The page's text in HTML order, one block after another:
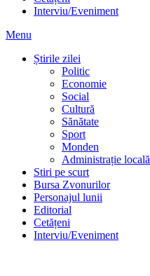
Interviu/Eveniment
Menu
Știrile zilei
Politic
Economie
Social
Cultură
Sănătate
Sport
Monden
Administrație locală
Stiri pe scurt
Bursa Zvonurilor
Personajul lunii
Editorial
Cetățeni
Interviu/Eveniment